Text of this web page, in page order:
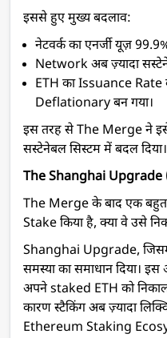
इससे हुए मुख्य बदलाव:
नेटवर्क का एनर्जी यूज़
Network अब ज़्यादा
ETH का Issuance
Deflationary बन गया।
इस तरह से The Merge ने
सस्टेनेबल सिस्टम में बदल दिया।
The Shanghai Upgrade
The Merge के बाद एक बहुत
Stake किया है, क्या वे उसे
Shanghai Upgrade,
समस्या का समाधान दिया।
अपने staked ETH को
कारण स्टैकिंग अब ज़्यादा
Ethereum Staking